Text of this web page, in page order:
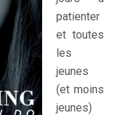
patienter
et toutes
les
jeunes
(et moins
jeunes)